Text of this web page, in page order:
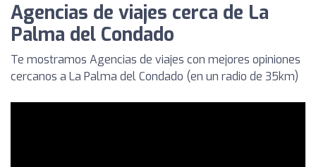
Agencias de viajes cerca de La
Palma del Condado
Te mostramos Agencias de viajes con mejores opiniones
cercanos a La Palma del Condado (en un radio de 35km)